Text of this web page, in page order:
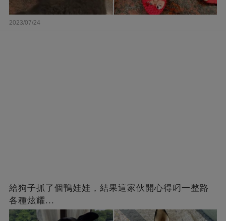
2023/07/24
給狗子抓了個鴨娃娃，結果這家伙開心得叼一整路
各種炫耀...